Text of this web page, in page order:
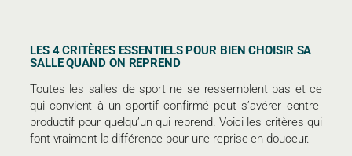
LES 4 CRITÈRES ESSENTIELS POUR BIEN CHOISIR SA
SALLE QUAND ON REPREND
Toutes les salles de sport ne se ressemblent pas et ce
qui convient à un sportif confirmé peut s’avérer contre-
productif pour quelqu’un qui reprend. Voici les critères qui
font vraiment la différence pour une reprise en douceur.